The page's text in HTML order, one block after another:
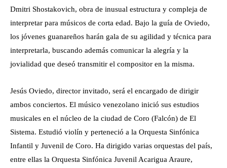
Dmitri Shostakovich, obra de inusual estructura y compleja de
interpretar para músicos de corta edad. Bajo la guía de Oviedo,
los jóvenes guanareños harán gala de su agilidad y técnica para
interpretarla, buscando además comunicar la alegría y la
jovialidad que deseó transmitir el compositor en la misma.
Jesús Oviedo, director invitado, será el encargado de dirigir
ambos conciertos. El músico venezolano inició sus estudios
musicales en el núcleo de la ciudad de Coro (Falcón) de El
Sistema. Estudió violín y perteneció a la Orquesta Sinfónica
Infantil y Juvenil de Coro. Ha dirigido varias orquestas del país,
entre ellas la Orquesta Sinfónica Juvenil Acarigua Araure,